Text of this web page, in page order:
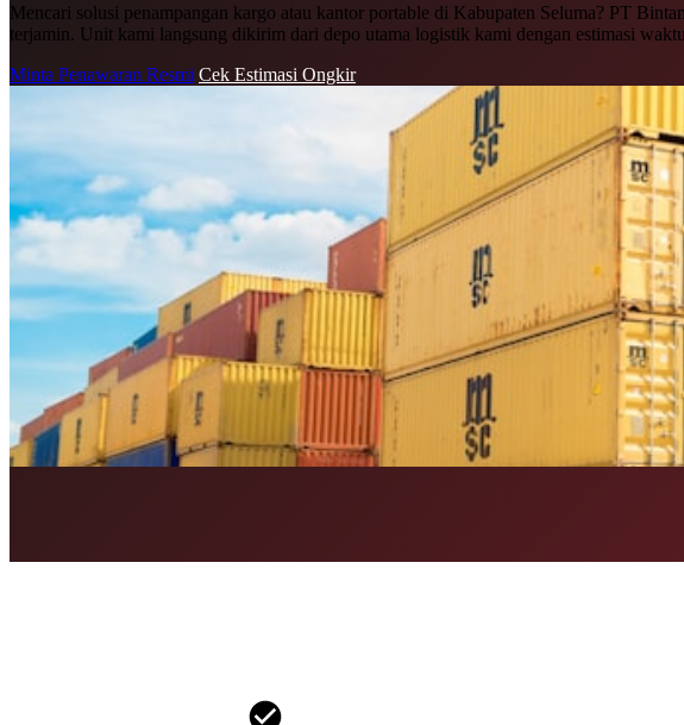
Mencari solusi penampangan kargo atau kantor portable di Kabupaten Seluma? PT
terjamin. Unit kami langsung dikirim dari depo utama logistik kami dengan estimasi
Minta Penawaran Resmi Cek Estimasi Ongkir